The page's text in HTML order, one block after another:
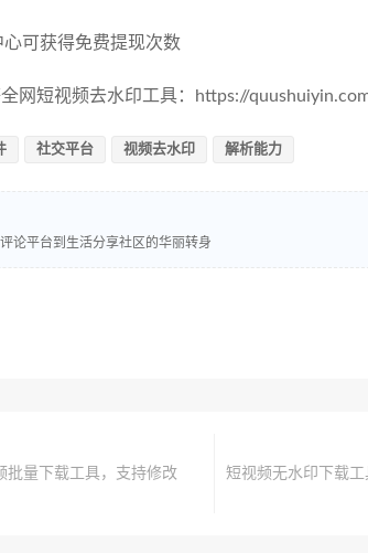
可获得免费提现次数
网短视频去水印工具：https://
社交平台 视频去水印 解析能力
论平台到生活分享社区的华丽转身
批量下载工具，支持修改
短视频无水印下载